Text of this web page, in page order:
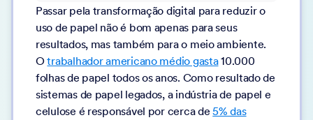
Passar pela transformação digital para reduzir o
uso de papel não é bom apenas para seus
resultados, mas também para o meio ambiente.
Otrabalhador americano médio gasta10.000
folhas de papel todos os anos. Como resultado de
sistemas de papel legados, a indústria de papel e
celulose é responsável por cerca de5% das